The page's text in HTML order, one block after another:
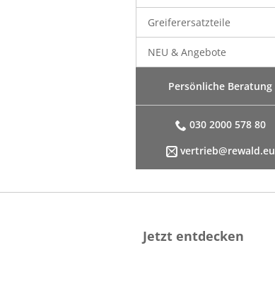
Greiferersatzteile
NEU & Angebote
Persönliche Beratung
030 2000 578 80
vertrieb@rewald.eu
Jetzt entdecken